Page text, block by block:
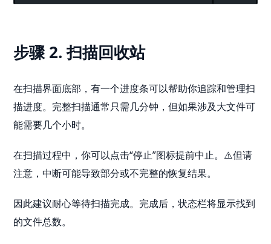
步骤 2. 扫描回收站
在扫描界面底部，有一个进度条可以帮助你追踪和管理扫
描进度。完整扫描通常只需几分钟，但如果涉及大文件可
能需要几个小时。
在扫描过程中，你可以点击“停止”图标提前中止。⚠️但请
注意，中断可能导致部分或不完整的恢复结果。
因此建议耐心等待扫描完成。完成后，状态栏将显示找到
的文件总数。